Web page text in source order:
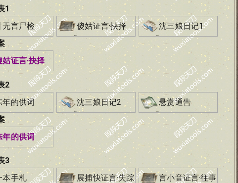
1
无言尸检
傻姑证言·抉择
沈三娘日记1
姑证言·抉择
2
年的供词
沈三娘日记2
悬赏通告
年的供词
3
本手札
展捕快证言·失踪
言小音证言·往事